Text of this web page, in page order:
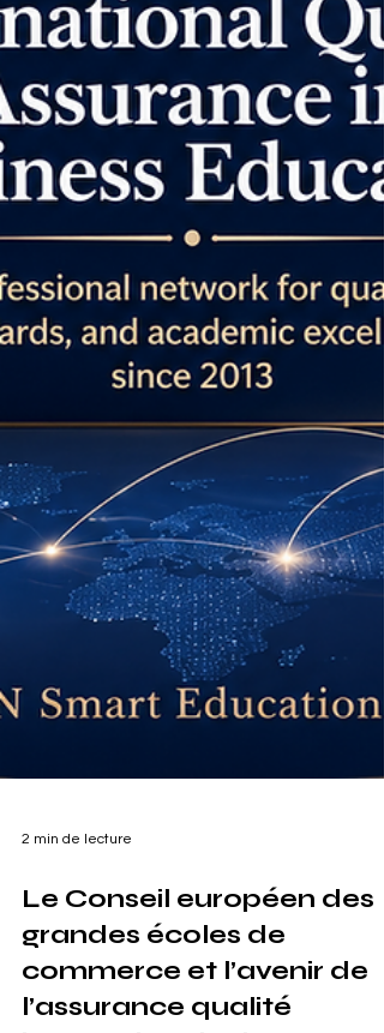
Le Conseil européen des
grandes écoles de
commerce et l’avenir de